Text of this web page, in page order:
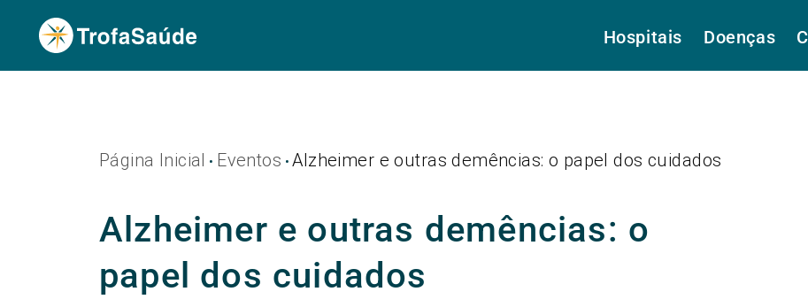
Hospitais Doenças
Página Inicial • Eventos •Alzheimer e outras demências: o papel dos cuidados
Alzheimer e outras demências: o
papel dos cuidados